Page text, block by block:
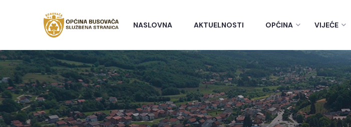
NASLOVNA AKTUELNOSTI OPĆINA VIJEĆE